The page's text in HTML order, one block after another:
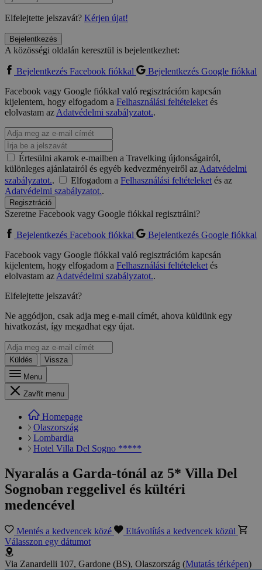
Elfelejtette jelszavát? Kérjen újat!
Bejelentkezés
A közösségi oldalán keresztül is bejelentkezhet:
Bejelentkezés Facebook fiókkal
Bejelentkezés Google fiókkal
Facebook vagy Google fiókkal való regisztrációm kapcsán
kijelentem, hogy elfogadom a Felhasználási feltételeketés
elolvastam azAdatvédelmi szabályzatot..
Értesülni akarok e-mailben a Travelking újdonságairól,
különleges ajánlatairól és egyéb kedvezményeiről azAdatvédelmi
szabályzatot.. Elfogadom a Felhasználási feltételeketés az
Adatvédelmi szabályzatot..
Regisztráció
Szeretne Facebook vagy Google fiókkal regisztrálni?
Bejelentkezés Facebook fiókkal
Bejelentkezés Google fiókkal
Facebook vagy Google fiókkal való regisztrációm kapcsán
kijelentem, hogy elfogadom a Felhasználási feltételeketés
elolvastam azAdatvédelmi szabályzatot..
Elfelejtette jelszavát?
Ne aggódjon, csak adja meg e-mail címét, ahova küldünk egy
hivatkozást, így megadhat egy újat.
Küldés
Vissza
Menu
Zavřít menu
Homepage
Olaszország
Lombardia
Hotel Villa Del Sogno *****
Nyaralás a Garda-tónál az 5* Villa Del
Sognoban reggelivel és kültéri
medencével
Mentés a kedvencek közé
Eltávolítás a kedvencek közül
Válasszon egy dátumot
Via Zanardelli 107, Gardone (BS), Olaszország (Mutatás térképen)